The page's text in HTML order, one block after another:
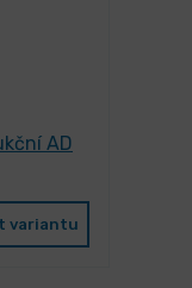
AD
variantu